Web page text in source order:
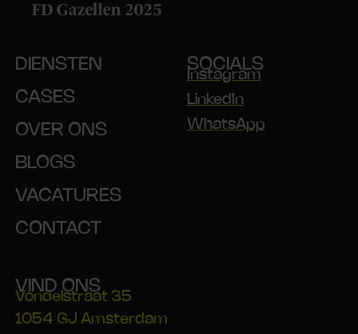
DIENSTEN
CASES
OVER ONS
BLOGS
VACATURES
CONTACT
SOCIALS
Instagram
LinkedIn
WhatsApp
VIND ONS
Vondelstraat 35
1054 GJ Amsterdam